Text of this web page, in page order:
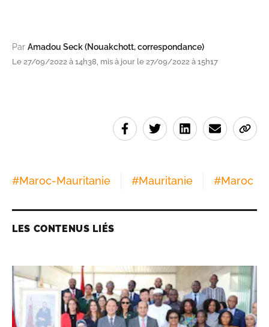
Par Amadou Seck (Nouakchott, correspondance)
Le 27/09/2022 à 14h38, mis à jour le 27/09/2022 à 15h17
#Maroc-Mauritanie #Mauritanie #Maroc
LES CONTENUS LIÉS